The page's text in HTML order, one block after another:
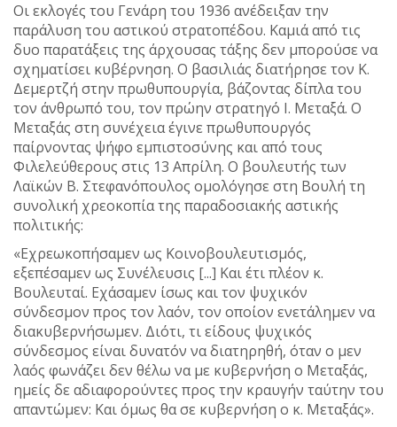
Οι εκλογές του Γενάρη του 1936 ανέδειξαν την
παράλυση του αστικού στρατοπέδου. Καμιά από τις
δυο παρατάξεις της άρχουσας τάξης δεν μπορούσε να
σχηματίσει κυβέρνηση. Ο βασιλιάς διατήρησε τον Κ.
Δεμερτζή στην πρωθυπουργία, βάζοντας δίπλα του
τον άνθρωπό του, τον πρώην στρατηγό Ι. Μεταξά. Ο
Μεταξάς στη συνέχεια έγινε πρωθυπουργός
παίρνοντας ψήφο εμπιστοσύνης και από τους
Φιλελεύθερους στις 13 Απρίλη. Ο βουλευτής των
Λαϊκών Β. Στεφανόπουλος ομολόγησε στη Βουλή τη
συνολική χρεοκοπία της παραδοσιακής αστικής
πολιτικής:
«Εχρεωκοπήσαμεν ως Κοινοβουλευτισμός,
εξεπέσαμεν ως Συνέλευσις [...] Και έτι πλέον κ.
Βουλευταί. Εχάσαμεν ίσως και τον ψυχικόν
σύνδεσμον προς τον λαόν, τον οποίον ενετάλημεν να
διακυβερνήσωμεν. Διότι, τι είδους ψυχικός
σύνδεσμος είναι δυνατόν να διατηρηθή, όταν ο μεν
λαός φωνάζει δεν θέλω να με κυβερνήση ο Μεταξάς,
ημείς δε αδιαφορούντες προς την κραυγήν ταύτην του
απαντώμεν: Και όμως θα σε κυβερνήση ο κ. Μεταξάς».